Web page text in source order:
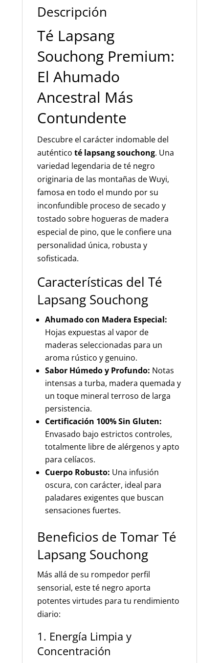
Descripción
Té Lapsang
Souchong Premium:
El Ahumado
Ancestral Más
Contundente
Descubre el carácter indomable del
auténtico té lapsang souchong. Una
variedad legendaria de té negro
originaria de las montañas de Wuyi,
famosa en todo el mundo por su
inconfundible proceso de secado y
tostado sobre hogueras de madera
especial de pino, que le confiere una
personalidad única, robusta y
sofisticada.
Características del Té
Lapsang Souchong
Ahumado con Madera Especial:
Hojas expuestas al vapor de
maderas seleccionadas para un
aroma rústico y genuino.
Sabor Húmedo y Profundo: Notas
intensas a turba, madera quemada y
un toque mineral terroso de larga
persistencia.
Certificación 100% Sin Gluten:
Envasado bajo estrictos controles,
totalmente libre de alérgenos y apto
para celíacos.
Cuerpo Robusto: Una infusión
oscura, con carácter, ideal para
paladares exigentes que buscan
sensaciones fuertes.
Beneficios de Tomar Té
Lapsang Souchong
Más allá de su rompedor perfil
sensorial, este té negro aporta
potentes virtudes para tu rendimiento
diario:
1. Energía Limpia y
Concentración